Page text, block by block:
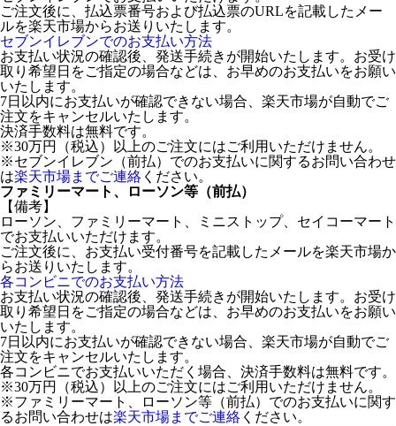
ご注文後に、払込票番号および払込票のURLを記載したメー
ルを楽天市場からお送りいたします。
セブンイレブンでのお支払い方法
お支払い状況の確認後、発送手続きが開始いたします。お受け
取り希望日をご指定の場合などは、お早めのお支払いをお願い
いたします。
7日以内にお支払いが確認できない場合、楽天市場が自動でご
注文をキャンセルいたします。
決済手数料は無料です。
※30万円（税込）以上のご注文にはご利用いただけません。
※セブンイレブン（前払）でのお支払いに関するお問い合わせ
は楽天市場までご連絡 ください。
ファミリーマート、ローソン等（前払）
【備考】
ローソン、ファミリーマート、ミニストップ、セイコーマート
でお支払いいただけます。
ご注文後に、お支払い受付番号を記載したメールを楽天市場か
らお送りいたします。
各コンビニでのお支払い方法
お支払い状況の確認後、発送手続きが開始いたします。お受け
取り希望日をご指定の場合などは、お早めのお支払いをお願い
いたします。
7日以内にお支払いが確認できない場合、楽天市場が自動でご
注文をキャンセルいたします。
各コンビニでお支払いいただく場合、決済手数料は無料です。
※30万円（税込）以上のご注文にはご利用いただけません。
※ファミリーマート、ローソン等（前払）でのお支払いに関す
るお問い合わせは楽天市場までご連絡 ください。